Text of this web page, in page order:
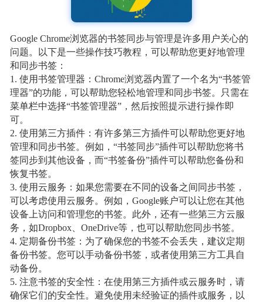
Google Chrome浏览器的书签同步与管理是许多用户关心的
问题。以下是一些操作技巧教程，可以帮助您更好地管理
和同步书签：
1. 使用书签管理器：Chrome浏览器内置了一个名为“书签管
理器”的功能，可以帮助您轻松地管理和同步书签。只需在
菜单栏中选择“书签管理器”，然后按照提示进行操作即
可。
2. 使用第三方插件：有许多第三方插件可以帮助您更好地
管理和同步书签。例如，“书签同步”插件可以帮助您将书
签同步到其他设备，而“书签备份”插件可以帮助您备份和
恢复书签。
3. 使用云服务：如果您需要在不同的设备之间同步书签，
可以考虑使用云服务。例如，Google账户可以让您在其他
设备上访问和管理您的书签。此外，还有一些第三方云服
务，如Dropbox、OneDrive等，也可以帮助您同步书签。
4. 定期备份书签：为了确保您的书签不会丢失，建议定期
备份书签。您可以手动备份书签，或者使用第三方工具自
动备份。
5. 注意书签的安全性：在使用第三方插件或云服务时，请
确保它们的安全性。避免使用未经验证的插件或服务，以